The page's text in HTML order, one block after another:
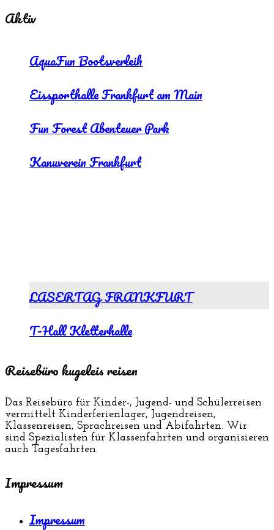
Aktiv
AquaFun Bootsverleih
Eissporthalle Frankfurt am Main
Fun Forest Abenteuer Park
Kanuverein Frankfurt
LASERTAG FRANKFURT
T-Hall Kletterhalle
Reisebüro kugeleis reisen
Das Reisebüro für Kinder-, Jugend- und Schülerreisen
vermittelt Kinderferienlager, Jugendreisen,
Klassenreisen, Sprachreisen und Abifahrten. Wir
sind Spezialisten für Klassenfahrten und organisieren
auch Tagesfahrten.
Impressum
Impressum